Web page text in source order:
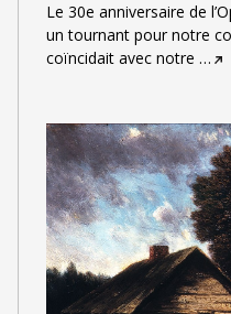
Le 30e anniversaire de
un tournant pour notre
coïncidait avec notre …